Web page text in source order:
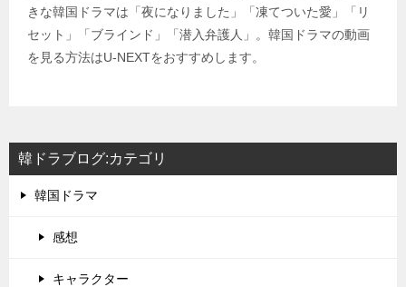
きな韓国ドラマは「夜になりました」「凍てついた愛」「リ
セット」「ブラインド」「潜入弁護人」。韓国ドラマの動画
を見る方法はU-NEXTをおすすめします。
韓ドラブログ:カテゴリ
韓国ドラマ
感想
キャラクター